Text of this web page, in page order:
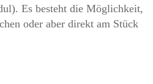
Es besteht die Möglichkeit,
oder aber direkt am Stück